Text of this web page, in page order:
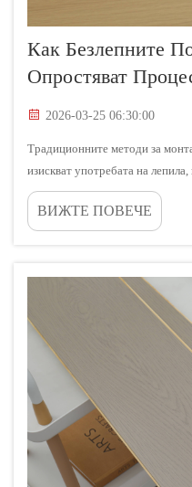
Как Безлепните
Опростяват
2026-03-25 06:30:00
Традиционните методи за
изискват употребата на
времеотнемащи процеси,
продължително време за
ВИЖТЕ ПОВЕЧЕ